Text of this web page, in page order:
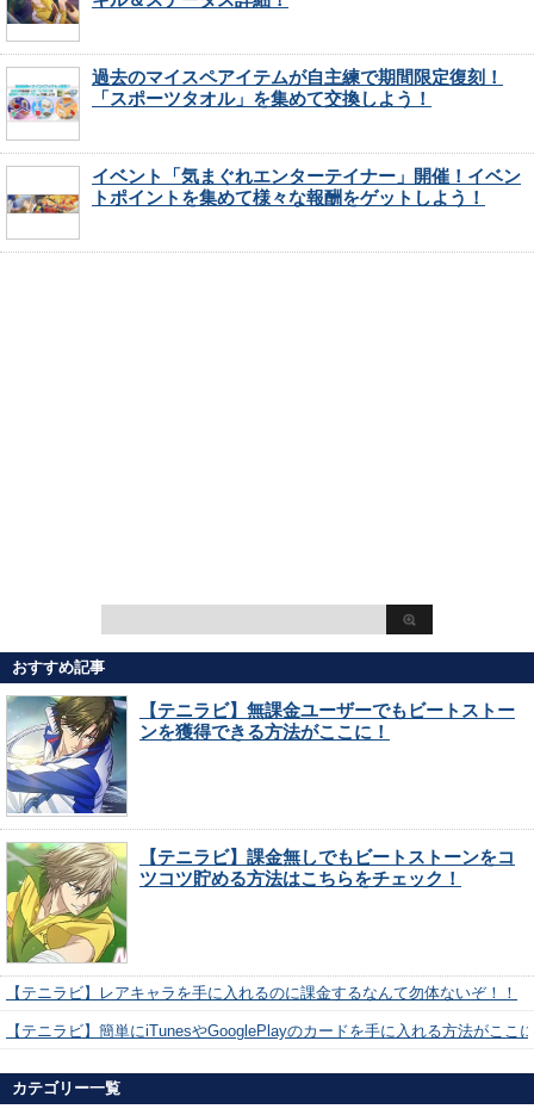
過去のマイスペアイテムが自主練で期間限定復刻！
「スポーツタオル」を集めて交換しよう！
イベント「気まぐれエンターテイナー」開催！イベン
トポイントを集めて様々な報酬をゲットしよう！
おすすめ記事
【テニラビ】無課金ユーザーでもビートストー
ンを獲得できる方法がここに！
【テニラビ】課金無しでもビートストーンをコ
ツコツ貯める方法はこちらをチェック！
【テニラビ】レアキャラを手に入れるのに課金するなんて勿体ないぞ！！
【テニラビ】簡単にiTunesやGooglePlayのカードを手に入れる方法がここ
カテゴリー一覧